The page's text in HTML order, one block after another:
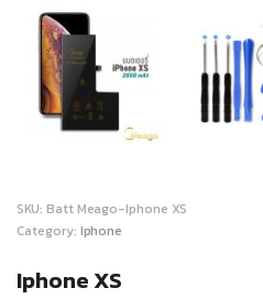
SKU: Batt Meago-Iphone XS
Category: Iphone
Iphone XS